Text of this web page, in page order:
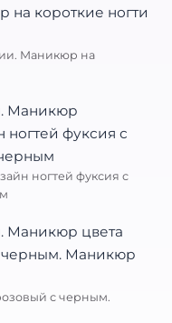
Маникюр на
ногтей фуксия с
с черным.